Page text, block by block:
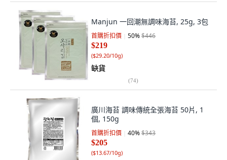
Manjun 一回潮無調味海苔, 25g, 3包
首購折扣價 50%$446
$219
($29.20/10g)
缺貨
(74)
廣川海苔 調味傳統全張海苔 50片, 1
個, 150g
首購折扣價 40%$343
$205
($13.67/10g)